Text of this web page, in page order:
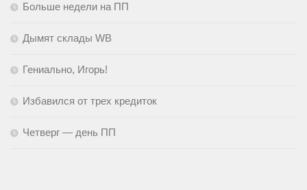
Больше недели на ПП
Дымят склады WB
Гениально, Игорь!
Избавился от трех кредиток
Четверг — день ПП